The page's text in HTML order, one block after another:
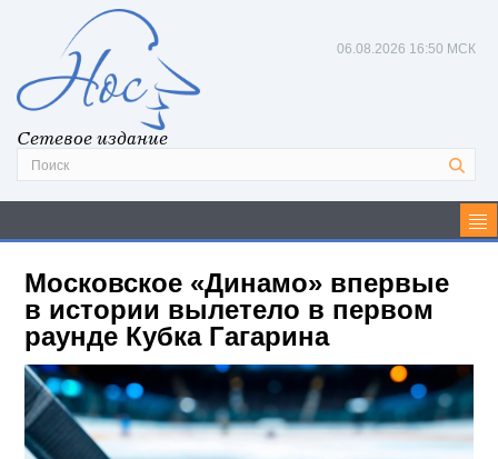
Сетевое издание
06.08.2026 16:50 МСК
Московское «Динамо» впервые
в истории вылетело в первом
раунде Кубка Гагарина